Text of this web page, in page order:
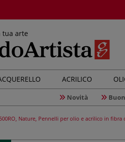
tua arte
ACRILICO
Novità
Nature, Pennelli per olio e acrilico in fibra